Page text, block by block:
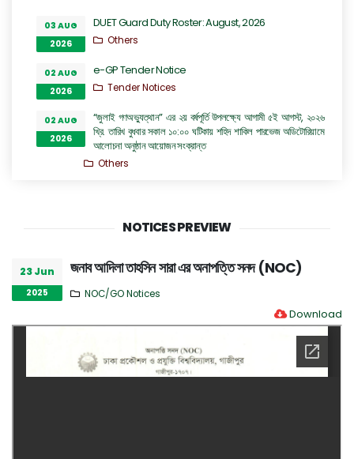
03 AUG
2026
DUET Guard Duty Roster: August, 2026
Others
02 AUG
2026
e-GP Tender Notice
Tender Notices
02 AUG
2026
“জুলাই গণঅভ্যুত্থান” এর ২য় বর্ষপূর্তি উপলক্ষ্যে আগামী ৫ই আগস্ট, ২০২৬
খ্রি. তারিখ বুধবার সকাল ১০:০০ ঘটিকায় শহিদ শাকিল পারভেজ অডিটোরিয়ামে
আলোচনা অনুষ্ঠান আয়োজন সংক্রান্ত
Others
Others
29 JUL
জুলাই গণঅভ্যুত্থান দিবস ২০২৬ উদযাপন সংক্রান্ত
সিনিয়র অফিস এ্যসিসটেন্ট কাম কম্পিউটার অপারেটর (কনভার্টিবল) পদে
অভ্যন্তরীণ নিয়োগ বিজ্ঞপ্তি
Career Notices
NOTICES PREVIEW
23 Jun
2025
জনাব আদিলা তাহসিন সারা এর অনাপত্তি সনদ (NOC)
NOC/GO Notices
Download